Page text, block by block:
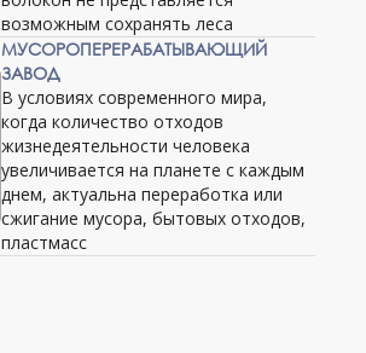
возможным сохранять леса
МУСОРОПЕРЕРАБАТЫВАЮЩИЙ
ЗАВОД
В условиях современного мира,
когда количество отходов
жизнедеятельности человека
увеличивается на планете с каждым
днем, актуальна переработка или
сжигание мусора, бытовых отходов,
пластмасс